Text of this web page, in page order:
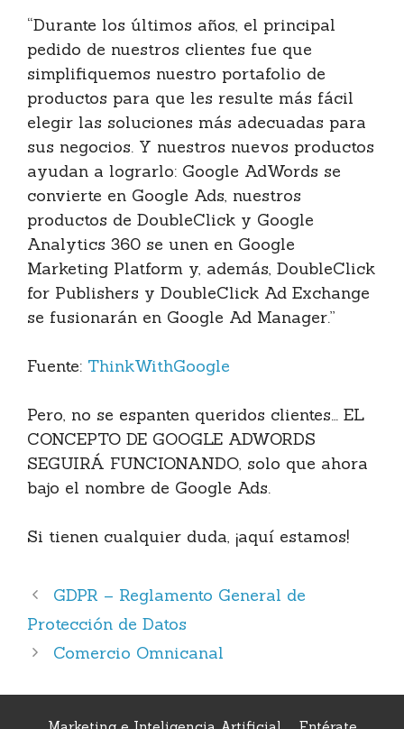
“Durante los últimos años, el principal
pedido de nuestros clientes fue que
simplifiquemos nuestro portafolio de
productos para que les resulte más fácil
elegir las soluciones más adecuadas para
sus negocios. Y nuestros nuevos productos
ayudan a lograrlo: Google AdWords se
convierte en Google Ads, nuestros
productos de DoubleClick y Google
Analytics 360 se unen en Google
Marketing Platform y, además, DoubleClick
for Publishers y DoubleClick Ad Exchange
se fusionarán en Google Ad Manager.”
Fuente: ThinkWithGoogle
Pero, no se espanten queridos clientes… EL
CONCEPTO DE GOOGLE ADWORDS
SEGUIRÁ FUNCIONANDO, solo que ahora
bajo el nombre de Google Ads.
Si tienen cualquier duda, ¡aquí estamos!
GDPR – Reglamento General de
Protección de Datos
Comercio Omnicanal